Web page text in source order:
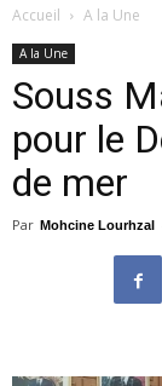
Accueil A la Une
A la Une
Souss
pour le
de mer
Par Mohcine Lourhzal